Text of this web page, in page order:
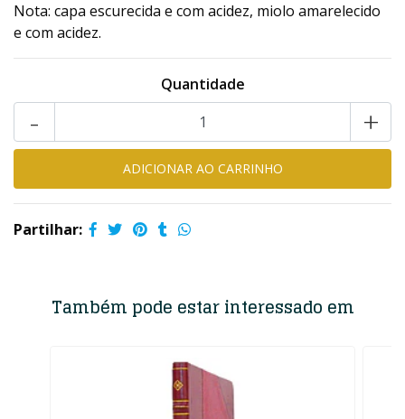
Nota: capa escurecida e com acidez, miolo amarelecido
e com acidez.
Quantidade
+
-
Partilhar:
Também pode estar interessado em